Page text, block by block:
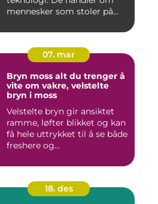
mennesker som stoler på...
07. mar
Bryn moss alt du trenger å
vite om vakre, velstelte
bryn i moss
Velstelte bryn gir ansiktet
ramme, løfter blikket og kan
få hele uttrykket til å se både
freshere og...
18. des